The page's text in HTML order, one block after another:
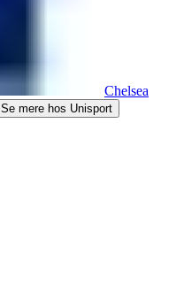
Chelsea
Se mere hos Unisport